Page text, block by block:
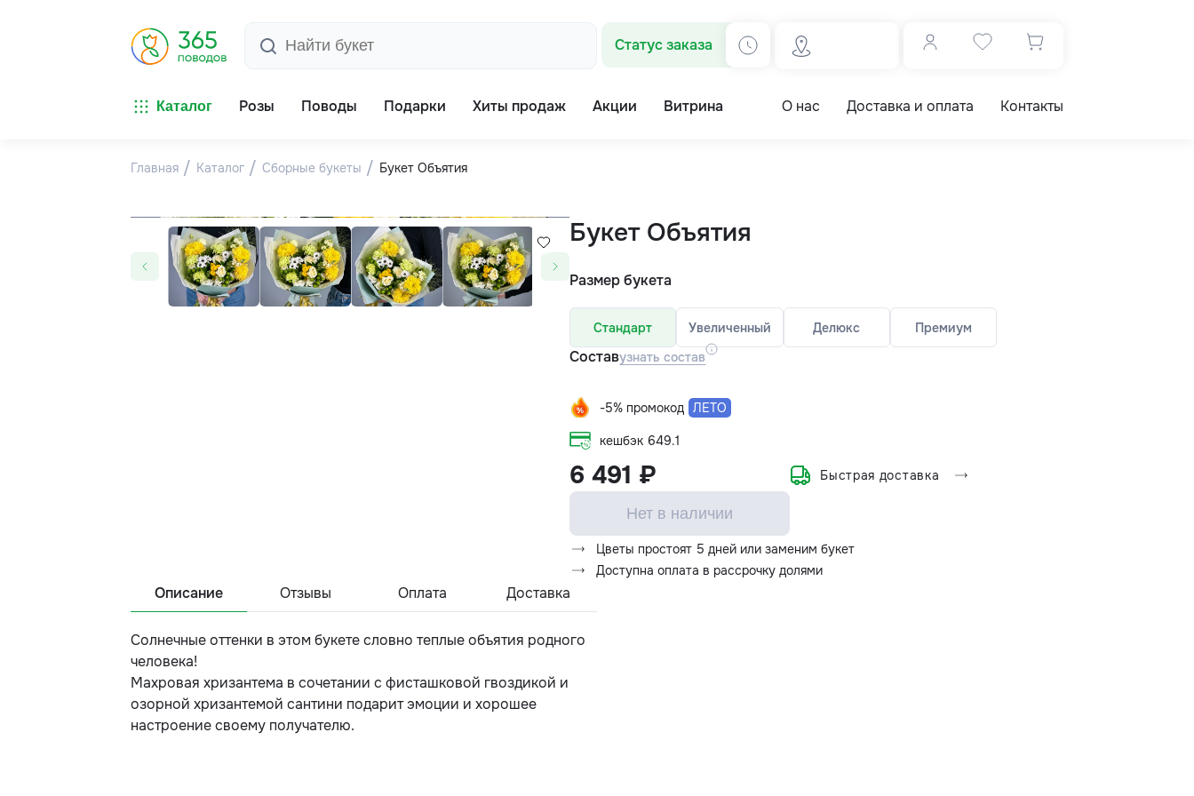
Статус заказа
Каталог Розы Поводы Подарки Хиты продаж Акции Витрина О нас Доставка и оплата Контакты
Главная Каталог Сборные букеты Букет Объятия
Букет Объятия
Размер букета
Стандарт Увеличенный Делюкс Премиум
Составузнать состав
-5% промокод ЛЕТО
кешбэк 649.1
6 491 ₽ Быстрая доставка
Нет в наличии
Цветы простоят 5 дней или заменим букет
Доступна оплата в рассрочку долями
Описание Отзывы Оплата Доставка
Солнечные оттенки в этом букете словно теплые объятия родного
человека!
Махровая хризантема в сочетании с фисташковой гвоздикой и
озорной хризантемой сантини подарит эмоции и хорошее
настроение своему получателю.